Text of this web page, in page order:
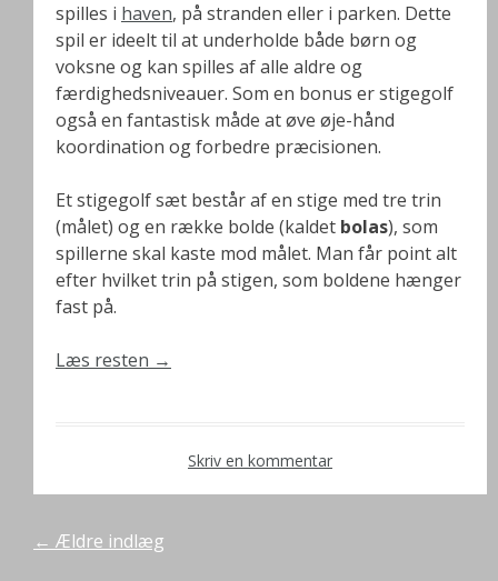
spilles i haven, på stranden eller i parken. Dette
spil er ideelt til at underholde både børn og
voksne og kan spilles af alle aldre og
færdighedsniveauer. Som en bonus er stigegolf
også en fantastisk måde at øve øje-hånd
koordination og forbedre præcisionen.
Et stigegolf sæt består af en stige med tre trin
(målet) og en række bolde (kaldet bolas), som
spillerne skal kaste mod målet. Man får point alt
efter hvilket trin på stigen, som boldene hænger
fast på.
Læs resten →
Skriv en kommentar
Navigation
← Ældre indlæg